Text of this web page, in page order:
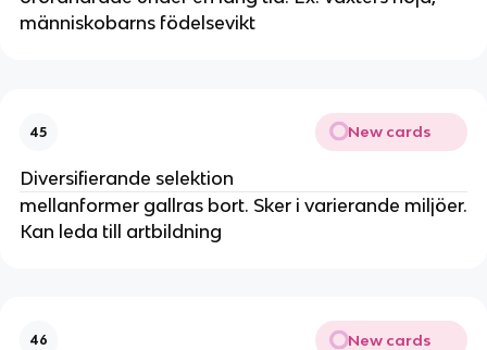
människobarns födelsevikt
45 New cards
Diversifierande selektion
mellanformer gallras bort. Sker i varierande miljöer.
Kan leda till artbildning
46 New cards